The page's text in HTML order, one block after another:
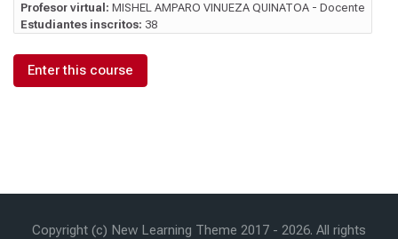
Profesor virtual: MISHEL AMPARO VINUEZA QUINATOA - Docente
Estudiantes inscritos: 38
Enter this course
Copyright (c) New Learning Theme 2017 - 2026. All rights